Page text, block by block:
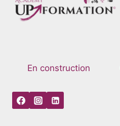
En construction